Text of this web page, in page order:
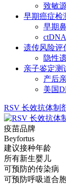
致敏
早期癌症检
早期
遗传风险评
隐性
亲子鉴定测
产后
美国
RSV 长效抗体制
疫苗品牌
Beyfortus
建议接种年龄
所有新生婴儿
可预防的传染病
可预防呼吸道合